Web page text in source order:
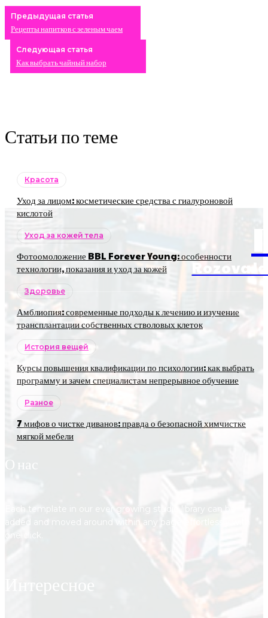
Предыдущая статья
Рецепты напитков с зеленым чаем
Следующая статья
Как выбрать чайный набор
Статьи по теме
Красота
Уход за лицом: косметические средства с гиалуроновой
кислотой
Уход за кожей тела
Фотоомоложение BBL Forever Young: особенности
технологии, показания и уход за кожей
Здоровье
Амблиопия: современные подходы к лечению и изучение
трансплантации собственных стволовых клеток
История вещей
Курсы повышения квалификации по психологии: как выбрать
программу и зачем специалистам непрерывное обучение
Разное
7 мифов о чистке диванов: правда о безопасной химчистке
мягкой мебели
О нас
Each template in our ever growing studio library can be
added and moved around within any page effortlessly with
Интересное